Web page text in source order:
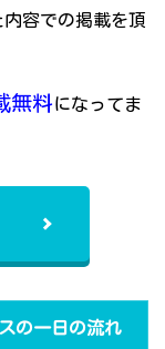
容での掲載を頂
無料になってま
の一日の流れ